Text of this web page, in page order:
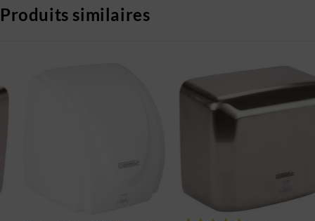
Produits similaires